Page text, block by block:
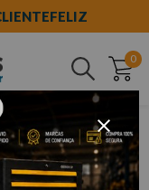
0
Buscar